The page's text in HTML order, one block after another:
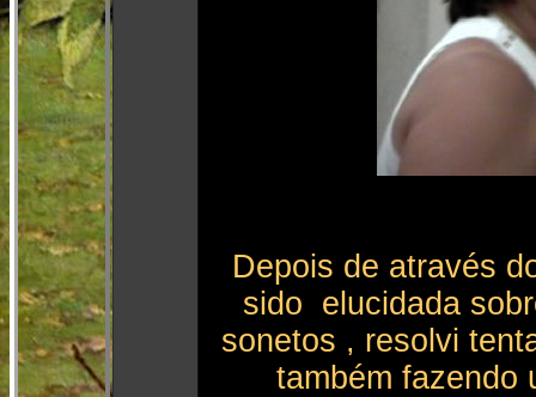
Depois de através
sido elucidada
sonetos , resolvi
também fazendo